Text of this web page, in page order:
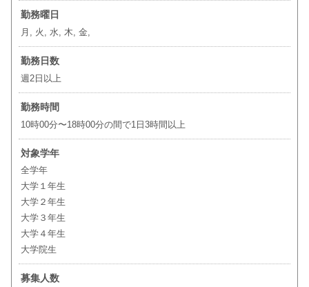
勤務曜日
月, 火, 水, 木, 金,
勤務日数
週2日以上
勤務時間
10時00分〜18時00分の間で1日3時間以上
対象学年
全学年
大学１年生
大学２年生
大学３年生
大学４年生
大学院生
募集人数